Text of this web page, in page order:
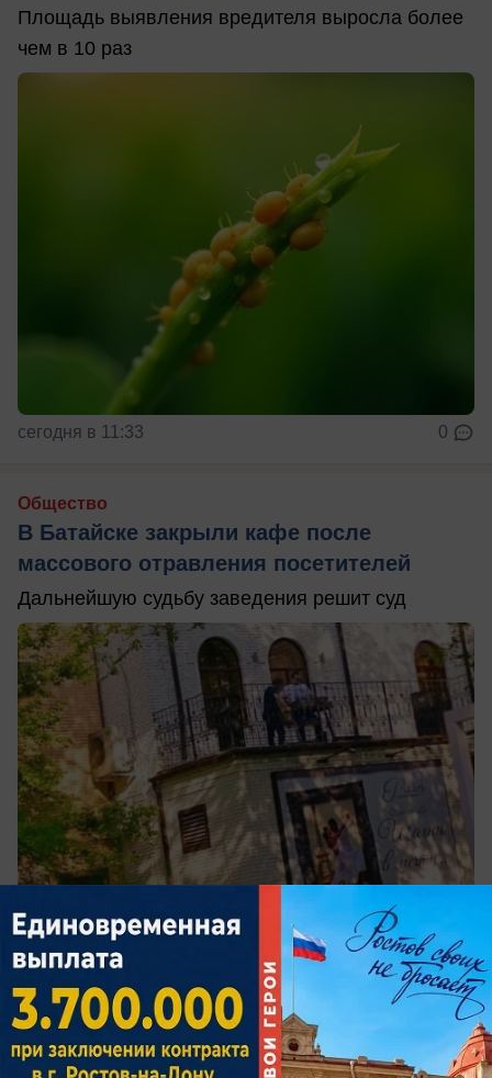
Площадь выявления вредителя выросла более
чем в 10 раз
сегодня в 11:33 0
Общество
В Батайске закрыли кафе после
массового отравления посетителей
Дальнейшую судьбу заведения решит суд
сегодня в 10:35 0
Общество